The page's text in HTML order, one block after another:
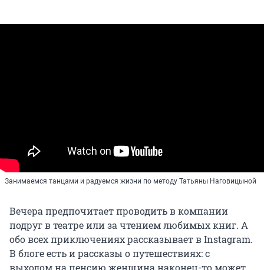
Занимаемся танцами и радуемся жизни по методу Татьяны Наговицыной
Вечера предпочитает проводить в компании
подруг в театре или за чтением любимых книг. А
обо всех приключениях рассказывает в Instagram.
В блоге есть и рассказы о путешествиях: с